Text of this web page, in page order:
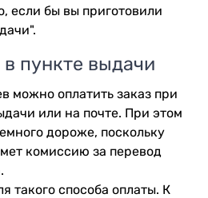
если бы вы приготовили
пункте выдачи
можно оплатить заказ при
или на почте. При этом
дороже, поскольку
комиссию за перевод
такого способа оплаты. К